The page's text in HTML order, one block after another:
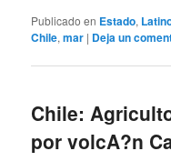
Publicado en Estado,
Chile,mar | Deja un
Chile:
por volcA?n